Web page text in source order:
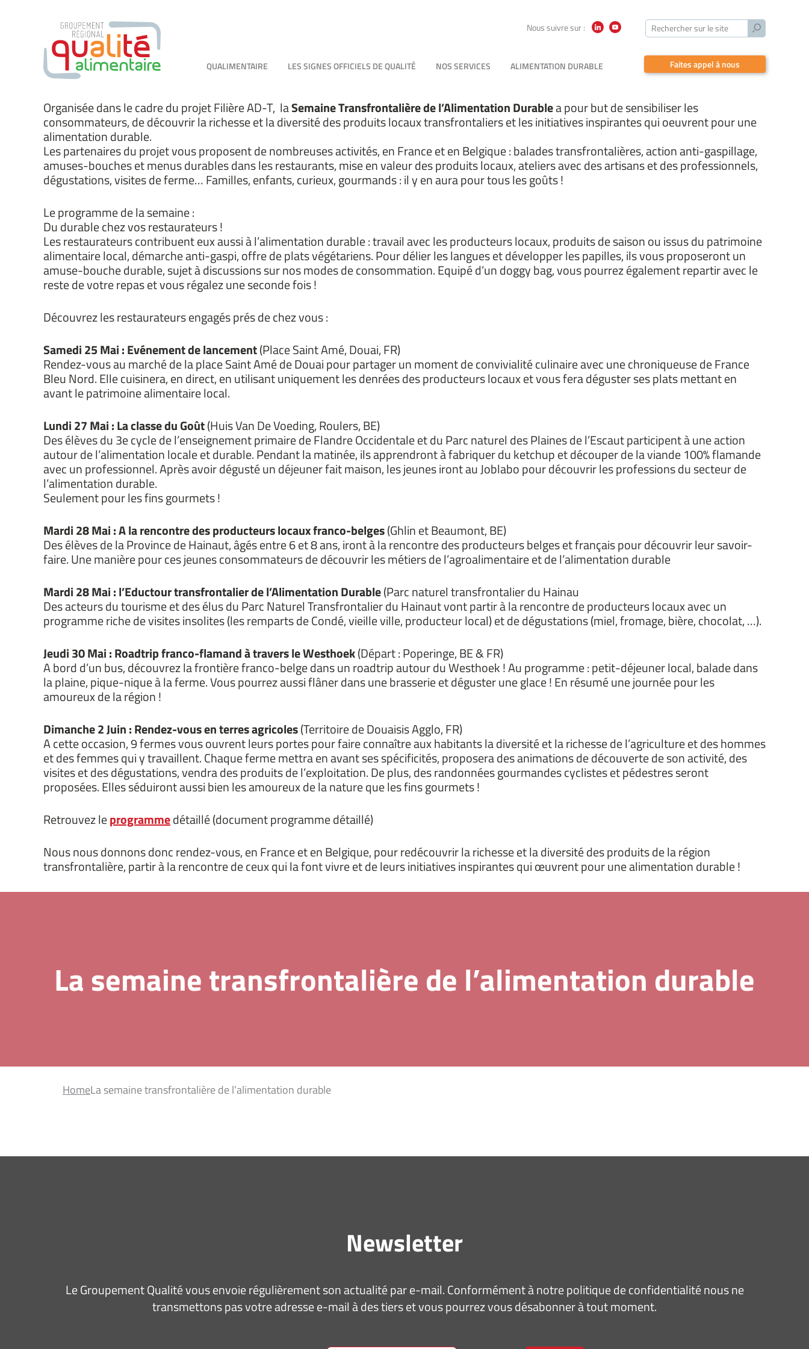
Nous suivre sur :
Rechercher sur le site
Lancer
recherche
QUALIMENTAIRE LES SIGNES OFFICIELS DE QUALITÉ NOS SERVICES ALIMENTATION DURABLE Faites appel à nous
Organisée dans le cadre du projet Filière AD-T, laSemaine Transfrontalière de l’Alimentation Durablea pour but de sensibiliser les
consommateurs, de découvrir la richesse et la diversité des produits locaux transfrontaliers et les initiatives inspirantes qui oeuvrent pour une
alimentation durable.
Les partenaires du projet vous proposent de nombreuses activités, en France et en Belgique : balades transfrontalières, action anti-gaspillage,
amuses-bouches et menus durables dans les restaurants, mise en valeur des produits locaux, ateliers avec des artisans et des professionnels,
dégustations, visites de ferme… Familles, enfants, curieux, gourmands : il y en aura pour tous les goûts !
Le programme de la semaine :
Du durable chez vos restaurateurs !
Les restaurateurs contribuent eux aussi à l’alimentation durable : travail avec les producteurs locaux, produits de saison ou issus du patrimoine
alimentaire local, démarche anti-gaspi, offre de plats végétariens. Pour délier les langues et développer les papilles, ils vous proposeront un
amuse-bouche durable, sujet à discussions sur nos modes de consommation. Equipé d’un doggy bag, vous pourrez également repartir avec le
reste de votre repas et vous régalez une seconde fois !
Découvrez les restaurateurs engagés prés de chez vous :
Samedi 25 Mai : Evénement de lancement(Place Saint Amé, Douai, FR)
Rendez-vous au marché de la place Saint Amé de Douai pour partager un moment de convivialité culinaire avec une chroniqueuse de France
Bleu Nord. Elle cuisinera, en direct, en utilisant uniquement les denrées des producteurs locaux et vous fera déguster ses plats mettant en
avant le patrimoine alimentaire local.
Lundi 27 Mai : La classe du Goût(Huis Van De Voeding, Roulers, BE)
Des élèves du 3e cycle de l’enseignement primaire de Flandre Occidentale et du Parc naturel des Plaines de l’Escaut participent à une action
autour de l’alimentation locale et durable. Pendant la matinée, ils apprendront à fabriquer du ketchup et découper de la viande 100% flamande
avec un professionnel. Après avoir dégusté un déjeuner fait maison, les jeunes iront au Joblabo pour découvrir les professions du secteur de
l’alimentation durable.
Seulement pour les fins gourmets !
Mardi 28 Mai : A la rencontre des producteurs locaux franco-belges(Ghlin et Beaumont, BE)
Des élèves de la Province de Hainaut, âgés entre 6 et 8 ans, iront à la rencontre des producteurs belges et français pour découvrir leur savoir-
faire. Une manière pour ces jeunes consommateurs de découvrir les métiers de l’agroalimentaire et de l’alimentation durable
Mardi 28 Mai : l’Eductour transfrontalier de l’Alimentation Durable(Parc naturel transfrontalier du Hainau
Des acteurs du tourisme et des élus du Parc Naturel Transfrontalier du Hainaut vont partir à la rencontre de producteurs locaux avec un
programme riche de visites insolites (les remparts de Condé, vieille ville, producteur local) et de dégustations (miel, fromage, bière, chocolat, …).
Jeudi 30 Mai : Roadtrip franco-flamand à travers le Westhoek(Départ : Poperinge, BE & FR)
A bord d’un bus, découvrez la frontière franco-belge dans un roadtrip autour du Westhoek ! Au programme : petit-déjeuner local, balade dans
la plaine, pique-nique à la ferme. Vous pourrez aussi flâner dans une brasserie et déguster une glace ! En résumé une journée pour les
amoureux de la région !
Dimanche 2 Juin : Rendez-vous en terres agricoles(Territoire de Douaisis Agglo, FR)
A cette occasion, 9 fermes vous ouvrent leurs portes pour faire connaître aux habitants la diversité et la richesse de l’agriculture et des hommes
et des femmes qui y travaillent. Chaque ferme mettra en avant ses spécificités, proposera des animations de découverte de son activité, des
visites et des dégustations, vendra des produits de l’exploitation. De plus, des randonnées gourmandes cyclistes et pédestres seront
proposées. Elles séduiront aussi bien les amoureux de la nature que les fins gourmets !
Retrouvez leprogrammedétaillé (document programme détaillé)
Nous nous donnons donc rendez-vous, en France et en Belgique, pour redécouvrir la richesse et la diversité des produits de la région
transfrontalière, partir à la rencontre de ceux qui la font vivre et de leurs initiatives inspirantes qui œuvrent pour une alimentation durable !
La semaine transfrontalière de l’alimentation durable
HomeLa semaine transfrontalière de l’alimentation durable
Newsletter
Le Groupement Qualité vous envoie régulièrement son actualité par e-mail. Conformément à notre politique de confidentialité nous ne
transmettons pas votre adresse e-mail à des tiers et vous pourrez vous désabonner à tout moment.